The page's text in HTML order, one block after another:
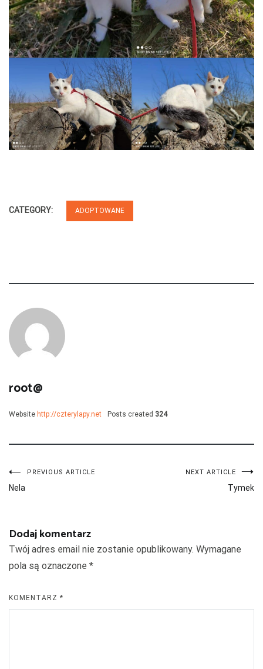
CATEGORY: ADOPTOWANE
root@
Website http://czterylapy.net Posts created 324
Nawigacja
PREVIOUS ARTICLE
Nela
NEXT ARTICLE
Tymek
Dodaj komentarz
Twój adres email nie zostanie opublikowany. Wymagane
pola są oznaczone *
KOMENTARZ *